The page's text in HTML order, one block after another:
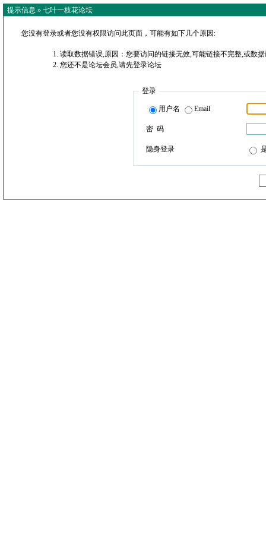
提示信息 » 七叶一枝花论坛
您没有登录或者您没有权限访问此页面，可能有如下几个原因:
读取数据错误,原因：您要访问的链接无效,可能链接不完整,或数
您还不是论坛会员,请先登录论坛
登录
用户名 Email
密 码
隐身登录